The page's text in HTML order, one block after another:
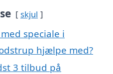
skjul
speciale i
hjælpe med?
3 tilbud på